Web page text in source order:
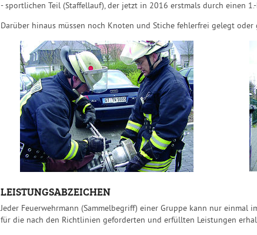
- sportlichen Teil (Staffellauf), der jetzt in 2016 erstmals durch einen
Darüber hinaus müssen noch Knoten und Stiche fehlerfrei gelegt oder
LEISTUNGSABZEICHEN
Jeder Feuerwehrmann (Sammelbegriff) einer Gruppe kann nur einmal
für die nach den Richtlinien geforderten und erfüllten Leistungen